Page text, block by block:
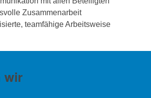
Zusammenarbeit
teamfähige Arbeitsweise
wir